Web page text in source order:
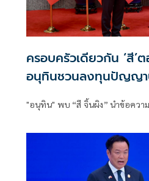
ครอบครัวเดียวกัน ‘สี
อนุทินชวนลงทุนปัญญา
"อนุทิน" พบ “สี จิ้นผิง” นำข้อควา